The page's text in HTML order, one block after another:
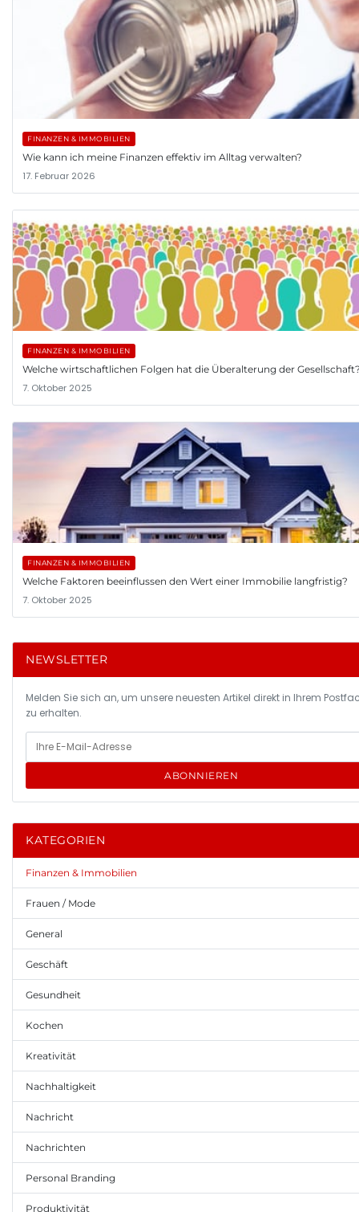
FINANZEN & IMMOBILIEN
Wie kann ich meine Finanzen effektiv im Alltag verwalten?
17. Februar 2026
FINANZEN & IMMOBILIEN
Welche wirtschaftlichen Folgen hat die Überalterung der
7. Oktober 2025
FINANZEN & IMMOBILIEN
Welche Faktoren beeinflussen den Wert einer Immobilie langfristig?
7. Oktober 2025
NEWSLETTER
Melden Sie sich an, um unsere neuesten Artikel direkt in Ihrem
zu erhalten.
ABONNIEREN
KATEGORIEN
Finanzen & Immobilien
Frauen / Mode
General
Geschäft
Gesundheit
Kochen
Kreativität
Nachhaltigkeit
Nachricht
Nachrichten
Personal Branding
Produktivität